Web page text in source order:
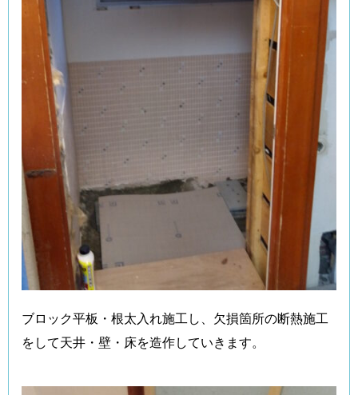
ブロック平板・根太入れ施工し、欠損箇所の断熱施工
をして天井・壁・床を造作していきます。